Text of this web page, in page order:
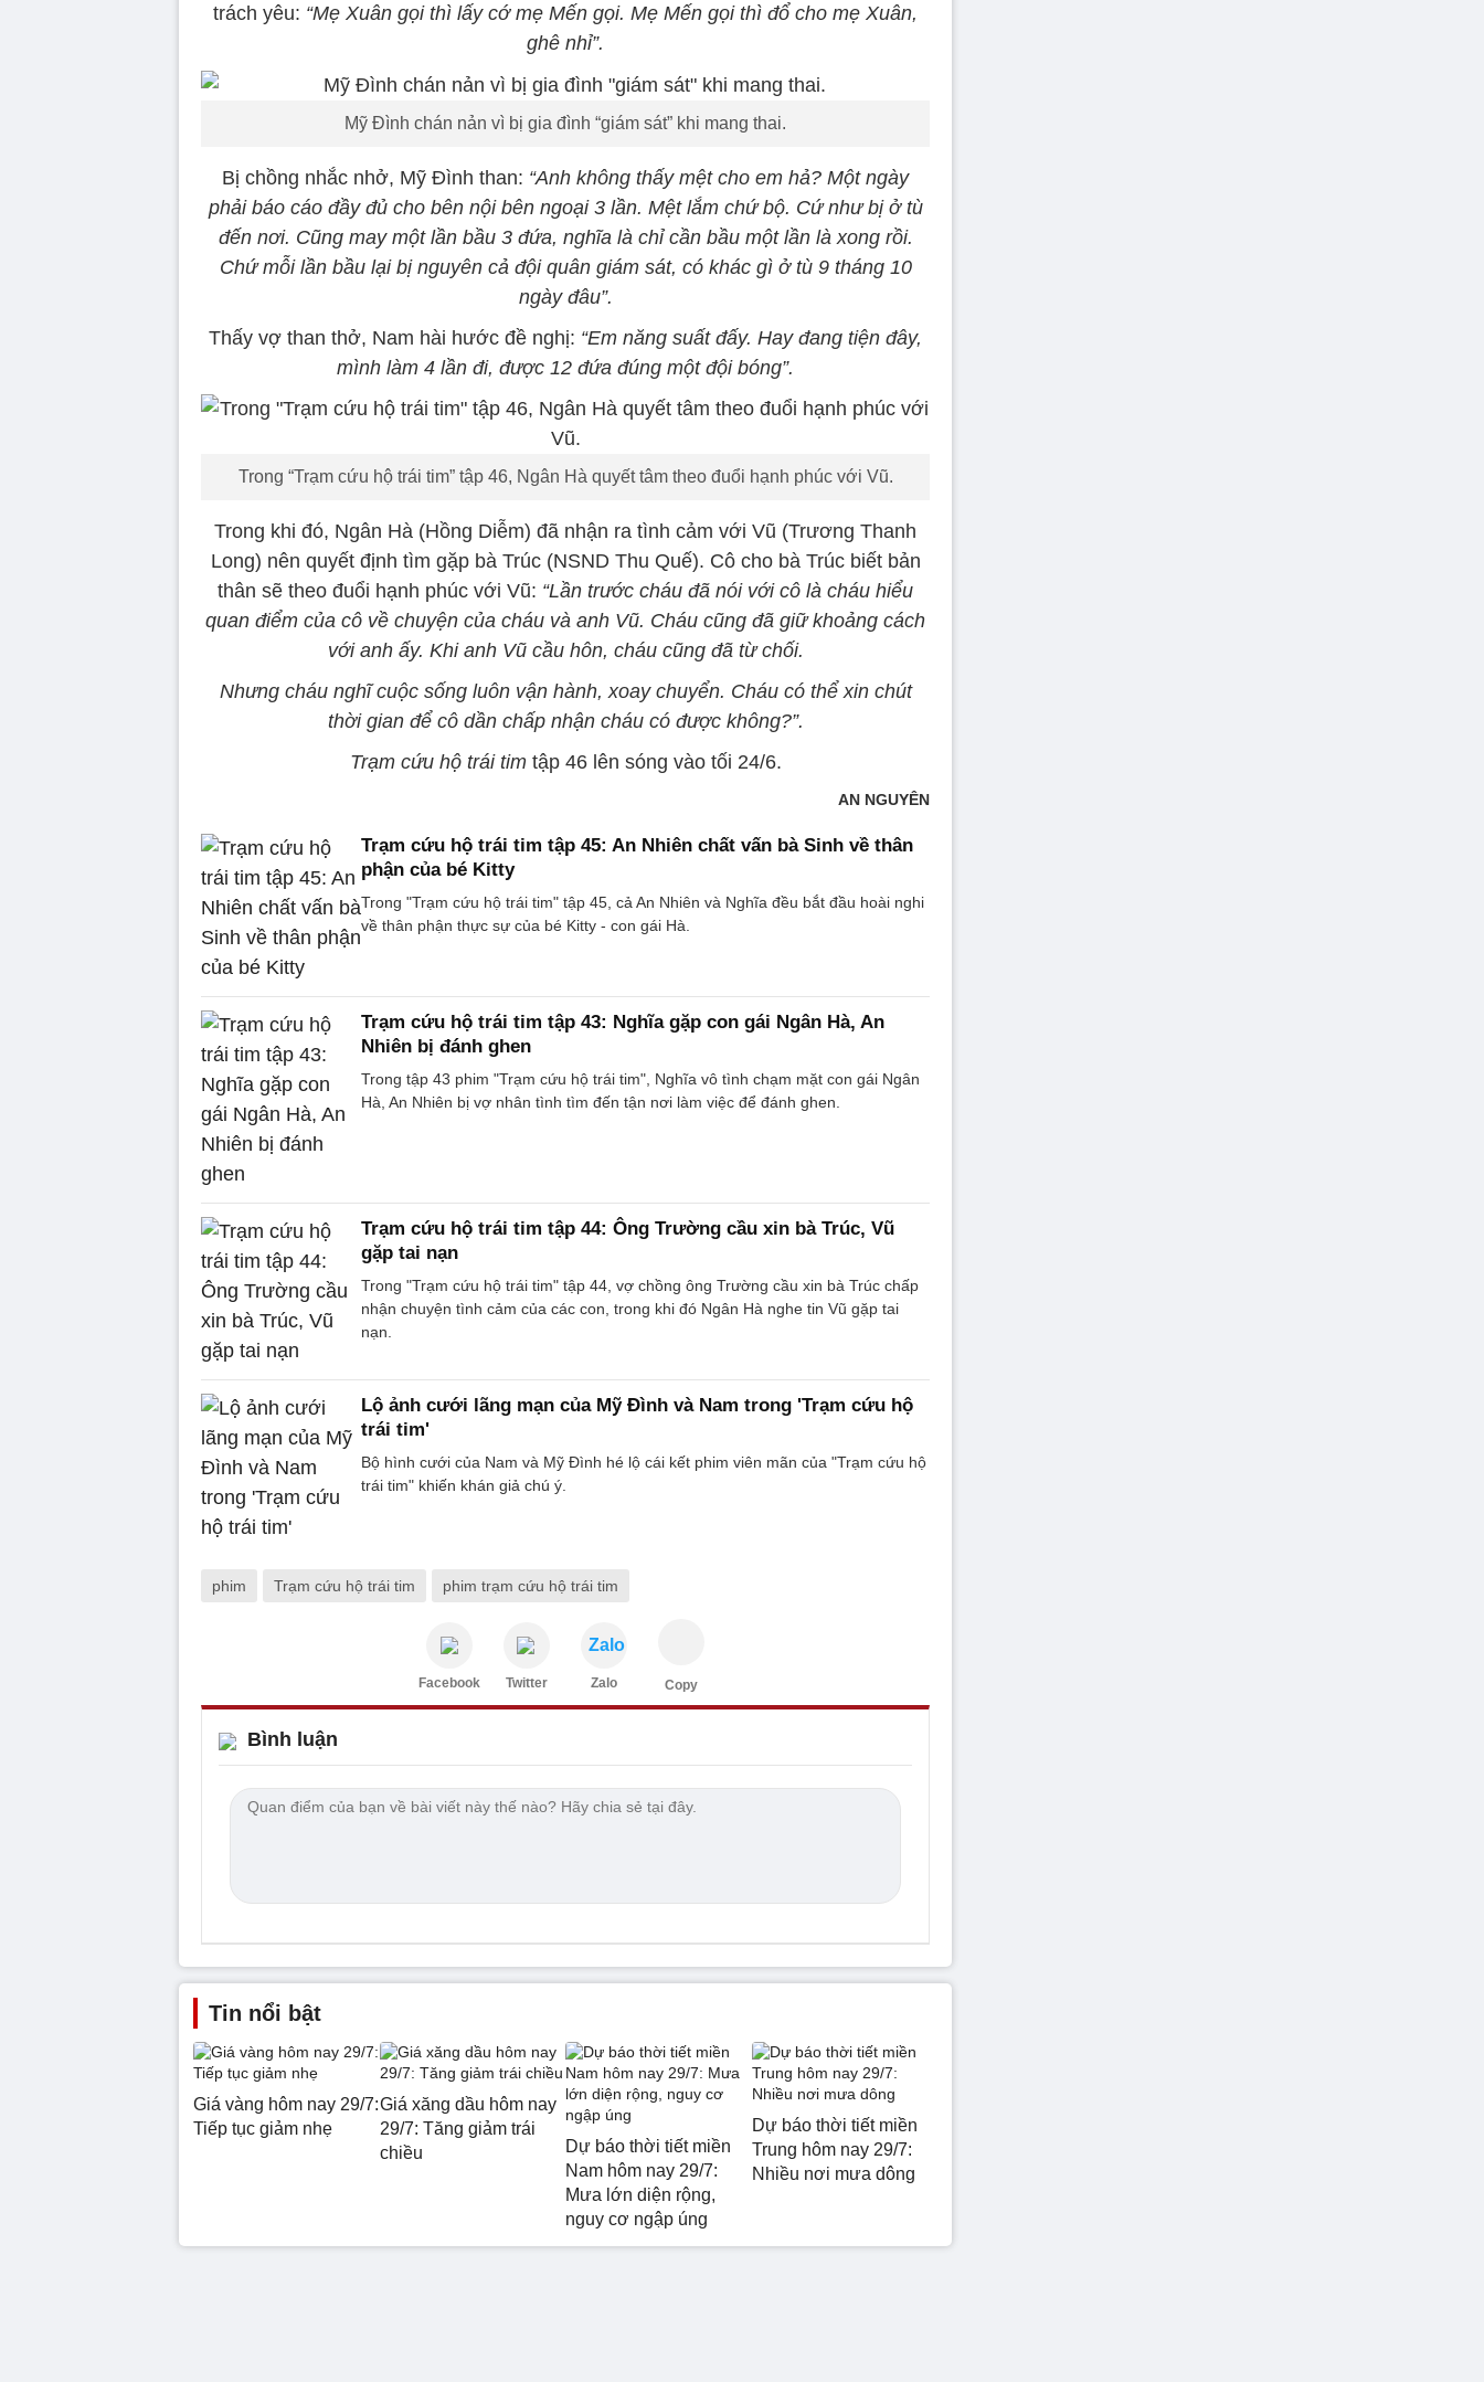
trách yêu: “Mẹ Xuân gọi thì lấy cớ mẹ Mến gọi. Mẹ Mến gọi thì đổ cho mẹ Xuân,
ghê nhỉ”.
Mỹ Đình chán nản vì bị gia đình “giám sát” khi mang thai.
Bị chồng nhắc nhở, Mỹ Đình than: “Anh không thấy mệt cho em hả? Một ngày
phải báo cáo đầy đủ cho bên nội bên ngoại 3 lần. Mệt lắm chứ bộ. Cứ như bị ở tù
đến nơi. Cũng may một lần bầu 3 đứa, nghĩa là chỉ cần bầu một lần là xong rồi.
Chứ mỗi lần bầu lại bị nguyên cả đội quân giám sát, có khác gì ở tù 9 tháng 10
ngày đâu”.
Thấy vợ than thở, Nam hài hước đề nghị: “Em năng suất đấy. Hay đang tiện đây,
mình làm 4 lần đi, được 12 đứa đúng một đội bóng”.
Trong “Trạm cứu hộ trái tim” tập 46, Ngân Hà quyết tâm theo đuổi hạnh phúc với Vũ.
Trong khi đó, Ngân Hà (Hồng Diễm) đã nhận ra tình cảm với Vũ (Trương Thanh
Long) nên quyết định tìm gặp bà Trúc (NSND Thu Quế). Cô cho bà Trúc biết bản
thân sẽ theo đuổi hạnh phúc với Vũ: “Lần trước cháu đã nói với cô là cháu hiểu
quan điểm của cô về chuyện của cháu và anh Vũ. Cháu cũng đã giữ khoảng cách
với anh ấy. Khi anh Vũ cầu hôn, cháu cũng đã từ chối.
Nhưng cháu nghĩ cuộc sống luôn vận hành, xoay chuyển. Cháu có thể xin chút
thời gian để cô dần chấp nhận cháu có được không?”.
Trạm cứu hộ trái timtập 46 lên sóng vào tối 24/6.
AN NGUYÊN
Trạm cứu hộ trái tim tập 45: An Nhiên chất vấn bà Sinh về thân
phận của bé Kitty
Trong "Trạm cứu hộ trái tim" tập 45, cả An Nhiên và Nghĩa đều bắt đầu hoài nghi
về thân phận thực sự của bé Kitty - con gái Hà.
Trạm cứu hộ trái tim tập 43: Nghĩa gặp con gái Ngân Hà, An
Nhiên bị đánh ghen
Trong tập 43 phim "Trạm cứu hộ trái tim", Nghĩa vô tình chạm mặt con gái Ngân
Hà, An Nhiên bị vợ nhân tình tìm đến tận nơi làm việc để đánh ghen.
Trạm cứu hộ trái tim tập 44: Ông Trường cầu xin bà Trúc, Vũ
gặp tai nạn
Trong "Trạm cứu hộ trái tim" tập 44, vợ chồng ông Trường cầu xin bà Trúc chấp
nhận chuyện tình cảm của các con, trong khi đó Ngân Hà nghe tin Vũ gặp tai
nạn.
Lộ ảnh cưới lãng mạn của Mỹ Đình và Nam trong 'Trạm cứu hộ
trái tim'
Bộ hình cưới của Nam và Mỹ Đình hé lộ cái kết phim viên mãn của "Trạm cứu hộ
trái tim" khiến khán giả chú ý.
phim Trạm cứu hộ trái tim phim trạm cứu hộ trái tim
Facebook Twitter
Zalo
Zalo Copy
Bình luận
Tin nổi bật
Giá vàng hôm nay 29/7:
Tiếp tục giảm nhẹ
Giá xăng dầu hôm nay
29/7: Tăng giảm trái
chiều
Dự báo thời tiết miền
Nam hôm nay 29/7:
Mưa lớn diện rộng,
nguy cơ ngập úng
Dự báo thời tiết miền
Trung hôm nay 29/7:
Nhiều nơi mưa dông